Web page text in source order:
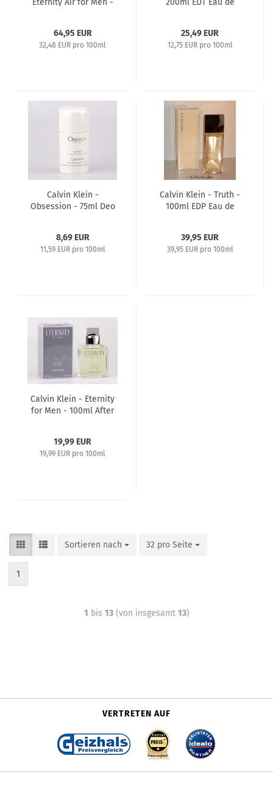
Eternity Air for Men -
64,95 EUR
32,48 EUR pro 100ml
200ml EDT Eau de
25,49 EUR
12,75 EUR pro 100ml
Calvin Klein -
Obsession - 75ml Deo
8,69 EUR
11,59 EUR pro 100ml
Calvin Klein - Truth -
100ml EDP Eau de
39,95 EUR
39,95 EUR pro 100ml
Calvin Klein - Eternity
for Men - 100ml After
19,99 EUR
19,99 EUR pro 100ml
Sortieren nach 32 pro Seite
1
1 bis 13(von insgesamt 13)
VERTRETEN AUF